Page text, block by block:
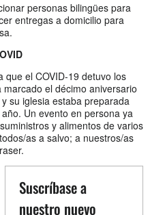
personas bilingües para
entregas a domicilio para
que el COVID-19 detuvo los
el décimo aniversario
su iglesia estaba preparada
Un evento en persona ya
y alimentos de varios
as a salvo; a nuestros/as
Suscríbase a
nuestro nuevo